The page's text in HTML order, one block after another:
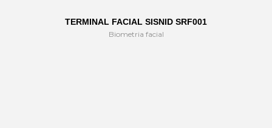
TERMINAL FACIAL SISNID SRF001
Biometria facial